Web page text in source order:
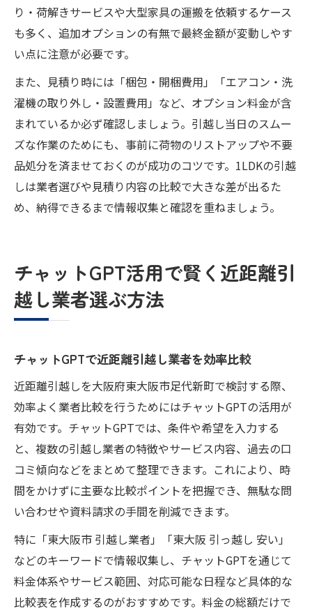
り・荷解きサービスや大型家具の運搬を依頼するケース
も多く、追加オプションの有無で最終金額が変動しやす
い点に注意が必要です。
また、見積り時には「梱包・開梱費用」「エアコン・洗
濯機の取り外し・設置費用」など、オプション料金が含
まれているか必ず確認しましょう。引越し当日のスムー
ズな作業のためにも、事前に荷物のリストアップや不要
品処分を済ませておくのが成功のコツです。1LDKの引越
しは業者選びや見積り内容の比較で大きな差が出るた
め、納得できるまで情報収集と確認を重ねましょう。
チャットGPT活用で賢く近距離引
越し業者選ぶ方法
チャットGPTで近距離引越し業者を効率比較
近距離引越しを大阪府東大阪市足代新町で検討する際、
効率よく業者比較を行うためにはチャットGPTの活用が
有効です。チャットGPTでは、条件や希望を入力する
と、複数の引越し業者の特徴やサービス内容、過去の口
コミ傾向などをまとめて整理できます。これにより、時
間をかけずに主要な比較ポイントを把握でき、無駄な問
い合わせや資料請求の手間を削減できます。
特に「東大阪市 引越し業者」「東大阪 引っ越し 安い」
などのキーワードで情報収集し、チャットGPTを通じて
料金体系やサービス範囲、対応可能な日程など具体的な
比較表を作成するのがおすすめです。料金の総額だけで